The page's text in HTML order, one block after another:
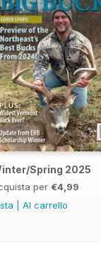
Spring 2025
per €4,99
Al carrello